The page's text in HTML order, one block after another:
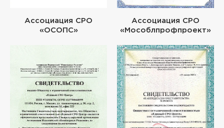
Ассоциация СРО
«ОСОПС»
Ассоциация СРО
«Мособлпрофпроект»